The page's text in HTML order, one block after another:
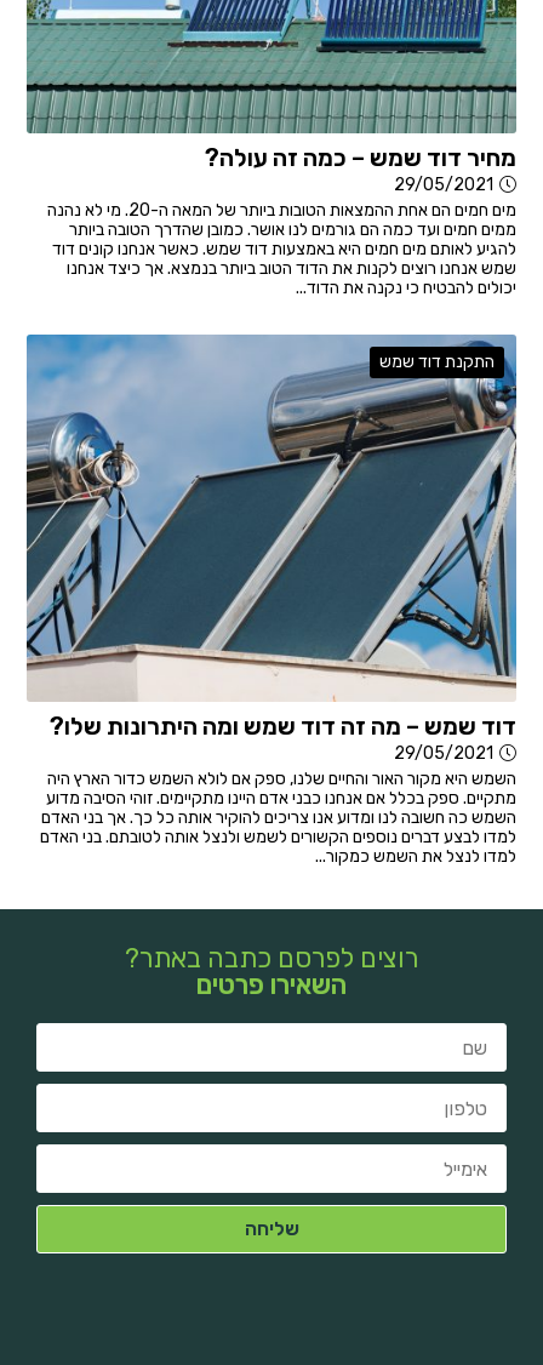
מחיר דוד שמש – כמה זה עולה?
29/05/2021
מים חמים הם אחת ההמצאות הטובות ביותר של המאה ה-20. מי לא נהנה
ממים חמים ועד כמה הם גורמים לנו אושר. כמובן שהדרך הטובה ביותר
להגיע לאותם מים חמים היא באמצעות דוד שמש. כאשר אנחנו קונים דוד
שמש אנחנו רוצים לקנות את הדוד הטוב ביותר בנמצא. אך כיצד אנחנו
יכולים להבטיח כי נקנה את הדוד...
התקנת דוד שמש
דוד שמש – מה זה דוד שמש ומה היתרונות שלו?
29/05/2021
השמש היא מקור האור והחיים שלנו, ספק אם לולא השמש כדור הארץ היה
מתקיים. ספק בכלל אם אנחנו כבני אדם היינו מתקיימים. זוהי הסיבה מדוע
השמש כה חשובה לנו ומדוע אנו צריכים להוקיר אותה כל כך. אך בני האדם
למדו לבצע דברים נוספים הקשורים לשמש ולנצל אותה לטובתם. בני האדם
למדו לנצל את השמש כמקור...
רוצים לפרסם כתבה באתר?
השאירו פרטים